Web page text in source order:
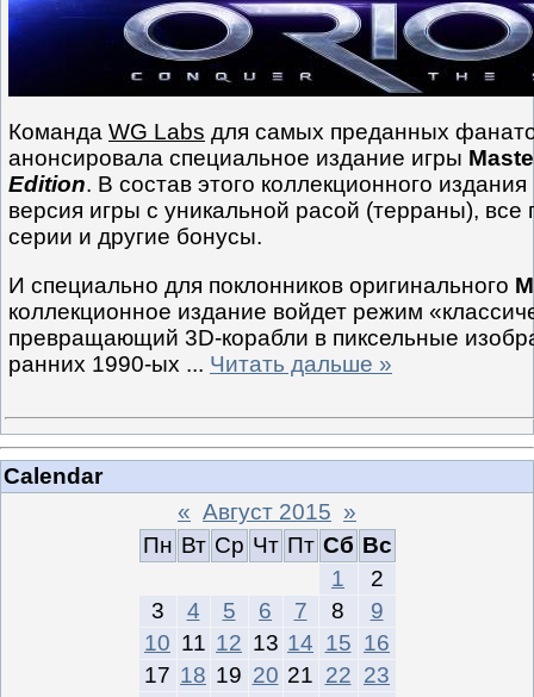
Команда WG Labs для самых преданных
анонсировала специальное издание игры
Edition. В состав этого коллекционного
версия игры с уникальной расой (терраны),
серии и другие бонусы.
И специально для поклонников оригинального
коллекционное издание войдет режим
превращающий 3D-корабли в пиксельные
ранних 1990-ых ... Читать дальше »
Calendar
« Август 2015 »
Пн Вт Ср Чт Пт Сб Вс
1
2
3
4 5 6 7 8
9
10 11 12 13 14 15 16
17 18 19 20 21 22 23